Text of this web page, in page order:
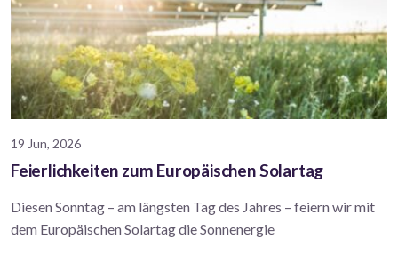
19 Jun, 2026
Feierlichkeiten zum Europäischen Solartag
Diesen Sonntag – am längsten Tag des Jahres – feiern wir mit
dem Europäischen Solartag die Sonnenergie